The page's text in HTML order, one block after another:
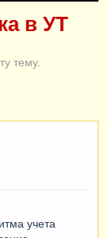
в УТ
тему.
учета